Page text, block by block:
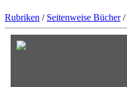
Rubriken / Seitenweise Bücher/